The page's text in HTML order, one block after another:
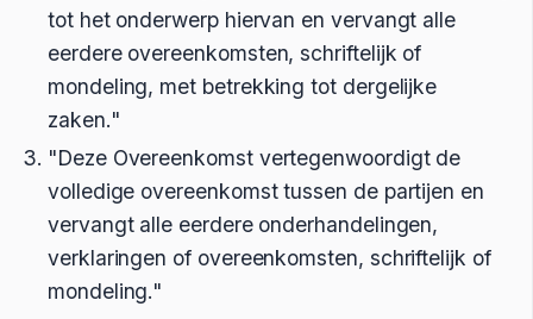
tot het onderwerp hiervan en vervangt alle
eerdere overeenkomsten, schriftelijk of
mondeling, met betrekking tot dergelijke
zaken."
"Deze Overeenkomst vertegenwoordigt de
volledige overeenkomst tussen de partijen en
vervangt alle eerdere onderhandelingen,
verklaringen of overeenkomsten, schriftelijk of
mondeling."